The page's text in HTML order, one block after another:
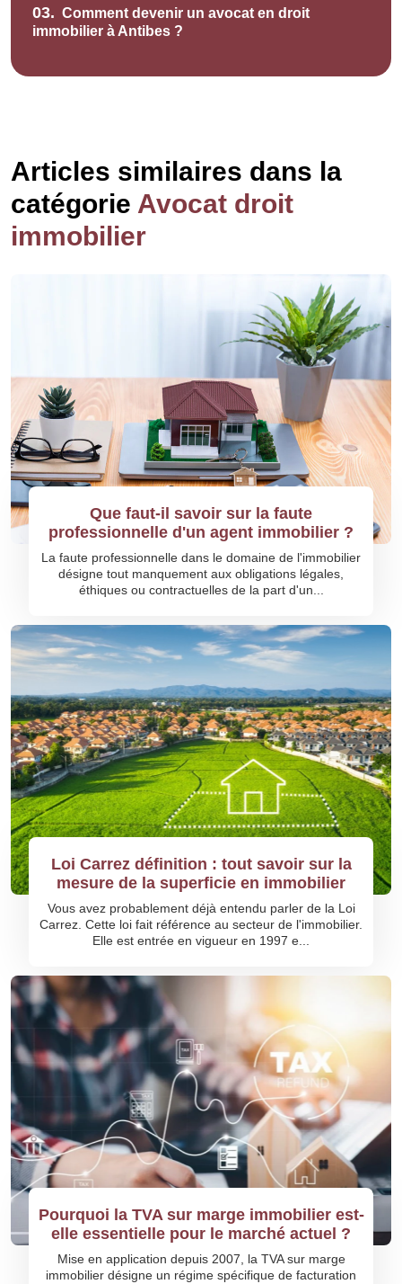
03. Comment devenir un avocat en droit
immobilier à Antibes ?
Articles similaires dans la
catégorie Avocat droit
immobilier
Que faut-il savoir sur la faute
professionnelle d'un agent immobilier ?
La faute professionnelle dans le domaine de l'immobilier
désigne tout manquement aux obligations légales,
éthiques ou contractuelles de la part d'un...
Loi Carrez définition : tout savoir sur la
mesure de la superficie en immobilier
Vous avez probablement déjà entendu parler de la Loi
Carrez. Cette loi fait référence au secteur de l'immobilier.
Elle est entrée en vigueur en 1997 e...
Pourquoi la TVA sur marge immobilier est-
elle essentielle pour le marché actuel ?
Mise en application depuis 2007, la TVA sur marge
immobilier désigne un régime spécifique de facturation